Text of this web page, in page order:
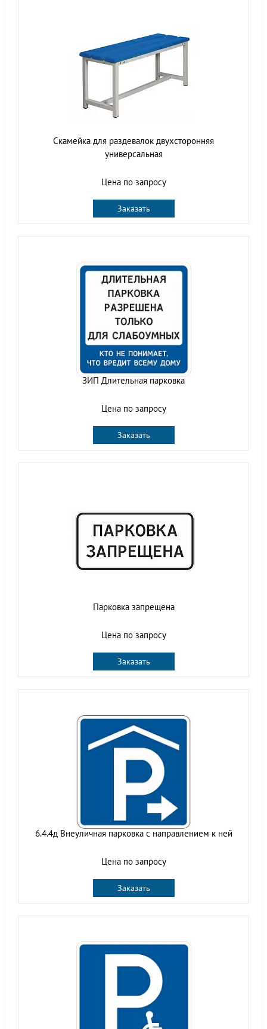
Скамейка для раздевалок двухсторонняя
универсальная
Цена по запросу
Заказать
ЗИП Длительная парковка
Цена по запросу
Заказать
Парковка запрещена
Цена по запросу
Заказать
6.4.4д Внеуличная парковка с направлением к ней
Цена по запросу
Заказать